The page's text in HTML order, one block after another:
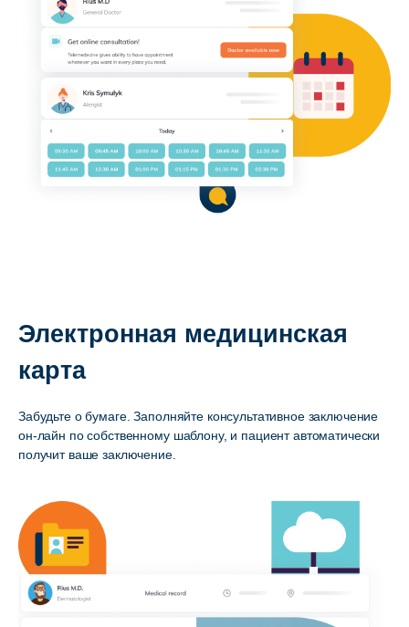
Электронная медицинская
карта
Забудьте о бумаге. Заполняйте консультативное заключение
он-лайн по собственному шаблону, и пациент автоматически
получит ваше заключение.